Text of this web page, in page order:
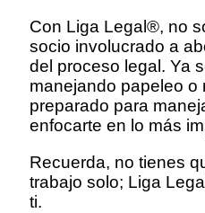
Con Liga Legal®, no
socio involucrado a
del proceso legal. Ya
manejando papeleo o
preparado para
enfocarte en lo más
Recuerda, no tienes
trabajo solo; Liga
ti.